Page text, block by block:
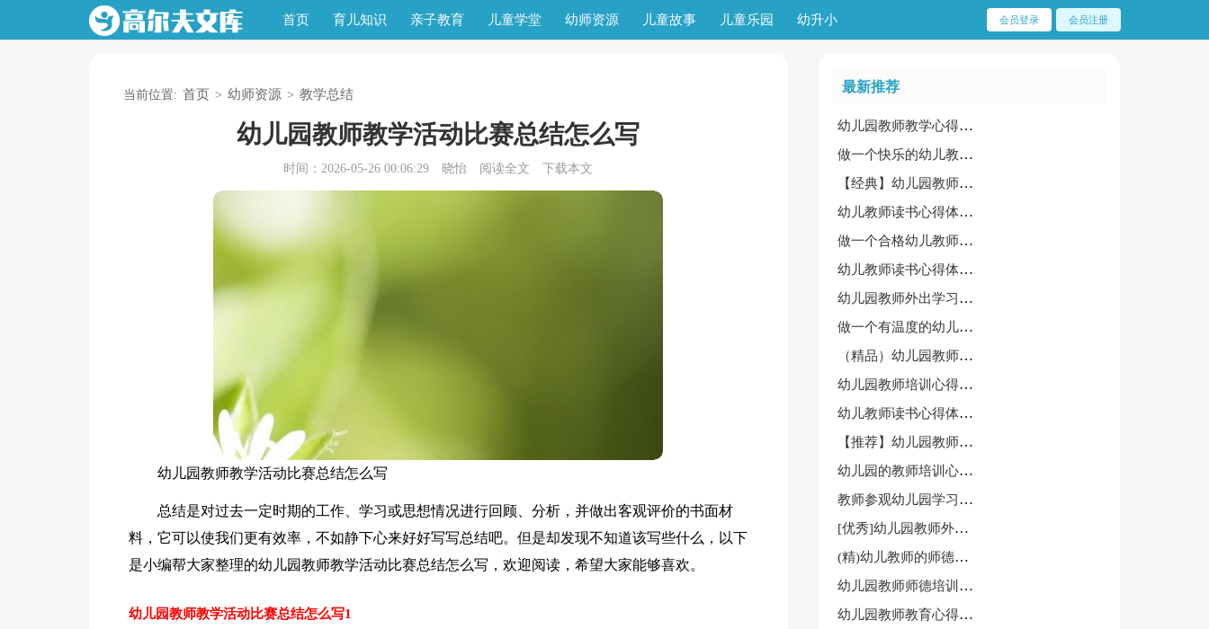
首页 育儿知识 亲子教育 儿童学堂 幼师资源 儿童故事 儿童乐园 幼升小 会员登录 会员注册
当前位置: 首页 > 幼师资源 > 教学总结
幼儿园教师教学活动比赛总结怎么写
时间：2026-05-26 00:06:29 晓怡 阅读全文 下载本文
幼儿园教师教学活动比赛总结怎么写
总结是对过去一定时期的工作、学习或思想情况进行回顾、分析，并做出客观评价的书面材
料，它可以使我们更有效率，不如静下心来好好写写总结吧。但是却发现不知道该写些什么，以下
是小编帮大家整理的幼儿园教师教学活动比赛总结怎么写，欢迎阅读，希望大家能够喜欢。
幼儿园教师教学活动比赛总结怎么写1
最新推荐
幼儿园教师教学心得体会必备【2篇】
做一个快乐的幼儿教师心得
【经典】幼儿园教师礼仪培训心得体会
幼儿教师读书心得体会【集合15篇】
做一个合格幼儿教师培训心得
幼儿教师读书心得体会【精选15篇】
幼儿园教师外出学习心得体会[精华]
做一个有温度的幼儿教师培训心得
（精品）幼儿园教师外出学习心得体会
幼儿园教师培训心得体会
幼儿教师读书心得体会(优秀)
【推荐】幼儿园教师工作心得体会15篇
幼儿园的教师培训心得体会
教师参观幼儿园学习心得体会8篇[热门]
[优秀]幼儿园教师外出学习心得体会15篇
(精)幼儿教师的师德师风学习心得体会
幼儿园教师师德培训心得体会[优秀15篇]
幼儿园教师教育心得体会锦集（15篇）